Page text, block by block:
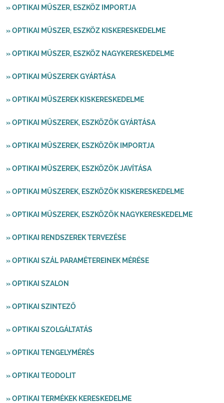
» OPTIKAI MŰSZER, ESZKÖZ IMPORTJA
» OPTIKAI MŰSZER, ESZKÖZ KISKERESKEDELME
» OPTIKAI MŰSZER, ESZKÖZ NAGYKERESKEDELME
» OPTIKAI MŰSZEREK GYÁRTÁSA
» OPTIKAI MŰSZEREK KISKERESKEDELME
» OPTIKAI MŰSZEREK, ESZKÖZÖK GYÁRTÁSA
» OPTIKAI MŰSZEREK, ESZKÖZÖK IMPORTJA
» OPTIKAI MŰSZEREK, ESZKÖZÖK JAVÍTÁSA
» OPTIKAI MŰSZEREK, ESZKÖZÖK KISKERESKEDELME
» OPTIKAI MŰSZEREK, ESZKÖZÖK NAGYKERESKEDELME
» OPTIKAI RENDSZEREK TERVEZÉSE
» OPTIKAI SZÁL PARAMÉTEREINEK MÉRÉSE
» OPTIKAI SZALON
» OPTIKAI SZINTEZŐ
» OPTIKAI SZOLGÁLTATÁS
» OPTIKAI TENGELYMÉRÉS
» OPTIKAI TEODOLIT
» OPTIKAI TERMÉKEK KERESKEDELME